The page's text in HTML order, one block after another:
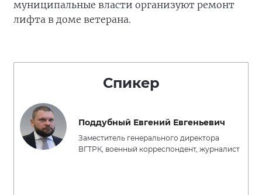
муниципальные власти организуют ремонт
лифта в доме ветерана.
Спикер
Поддубный Евгений Евгеньевич
Заместитель генерального директора
ВГТРК, военный корреспондент, журналист